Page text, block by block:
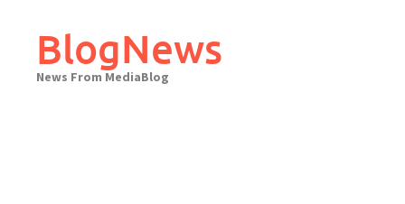
contentBlogNews
News From MediaBlog